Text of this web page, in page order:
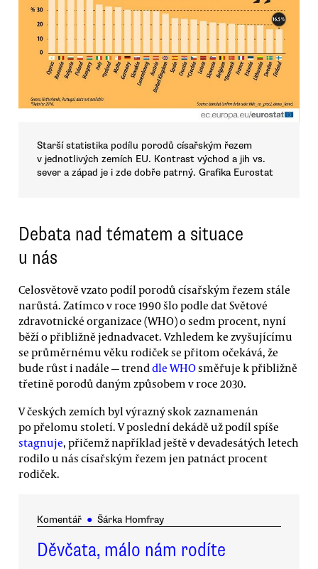
Starší statistika podílu porodů císařským řezem
v jednotlivých zemích EU. Kontrast východ a jih vs.
sever a západ je i zde dobře patrný. Grafika Eurostat
Debata nad tématem a situace
u nás
Celosvětově vzato podíl porodů císařským řezem stále
narůstá. Zatímco v roce 1990 šlo podle dat Světové
zdravotnické organizace (WHO) o sedm procent, nyní
běží o přibližně jednadvacet. Vzhledem ke zvyšujícímu
se průměrnému věku rodiček se přitom očekává, že
bude růst i nadále — trend dle WHOsměřuje k přibližně
třetině porodů daným způsobem v roce 2030.
V českých zemích byl výrazný skok zaznamenán
po přelomu století. V poslední dekádě už podíl spíše
stagnuje, přičemž například ještě v devadesátých letech
rodilo u nás císařským řezem jen patnáct procent
rodiček.
Komentář ● Šárka Homfray
Děvčata, málo nám rodíte